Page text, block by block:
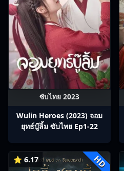
ซับไทย 2023
Wulin Heroes (2023) จอม
ยุทธ์บู๊ลิ้ม ซับไทย Ep1-22
⭐ 6.17 HD